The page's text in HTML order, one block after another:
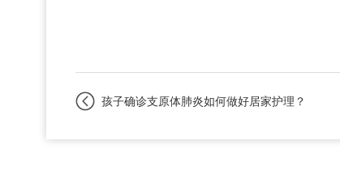
孩子确诊支原体肺炎如何做好居家护理？